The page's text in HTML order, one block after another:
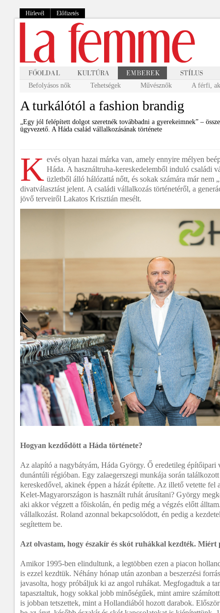
Hírlevél Előfizetés
Befolyásos nők Tehetségek Művésznők A férfi,
A turkálótól a fashion brandig
„Egy jól felépített dolgot szeretnék továbbadni a gyerekeimnek” –
ügyvezető. A Háda család vállalkozásának története
K evés olyan hazai márka van, amely ennyire mélyen
Háda. A használtruha-kereskedelemből induló családi
üzletből álló hálózattá nőtt, és sokak számára már nem
divatválasztást jelent. A családi vállalkozás történetéről, a
jövő terveiről Lakatos Krisztián mesélt.
Hogyan kezdődött a Háda története?
Az alapító a nagybátyám, Háda György. Ő eredetileg építőipari
dunántúli régióban. Egy zalaegerszegi munkája során
kereskedővel, akinek éppen a házát építette. Az illető vetette fel
Kelet-Magyarországon is használt ruhát árusítani? György
aki akkor végzett a főiskolán, én pedig még a végzés előtt
vállalkozást. Roland azonnal bekapcsolódott, én pedig a
segítettem be.
Azt olvastam, hogy északír és skót ruhákkal kezdték. Miért
Amikor 1995-ben elindultunk, a legtöbben ezen a piacon
is ezzel kezdtük. Néhány hónap után azonban a beszerzési
javasolta, hogy próbáljuk ki az angol ruhákat. Megfogadtuk a
tapasztaltuk, hogy sokkal jobb minőségűek, mint amire
is jobban tetszettek, mint a Hollandiából hozott darabok.